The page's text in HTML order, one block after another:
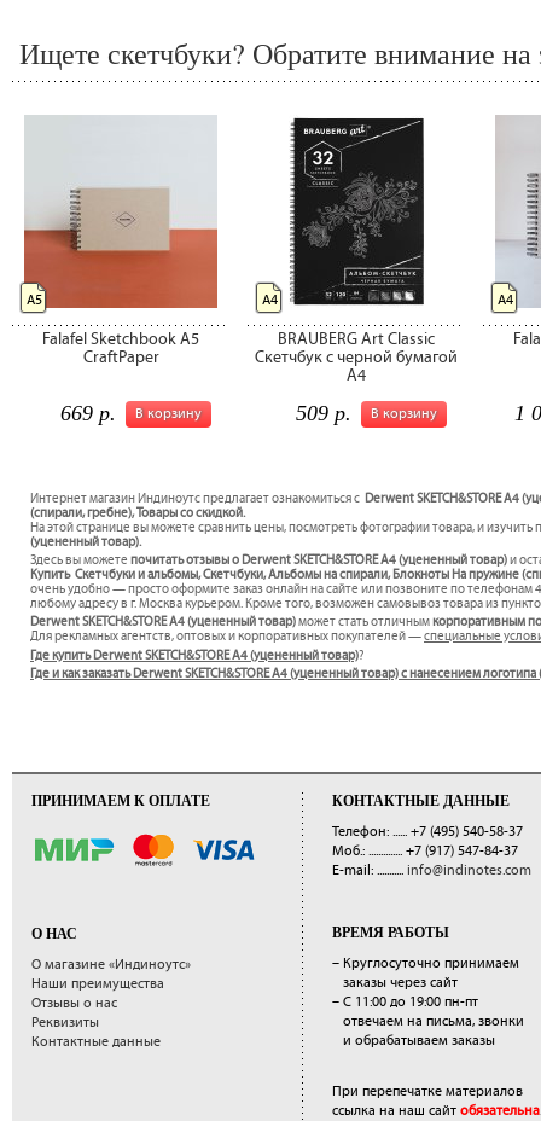
Ищете скетчбуки? Обратите внимание на
Falafel Sketchbook A5
CraftPaper
В корзину
669 р.
А5
BRAUBERG Art Classic
Скетчбук с черной бумагой
A4
В корзину
509 р.
А4
1
А4
Интернет магазин Индиноутс предлагает ознакомиться с Derwent SKETCH&STORE А4
(спирали, гребне), Товары со скидкой.
На этой странице вы можете сравнить цены, посмотреть фотографии товара, и
(уцененный товар).
Здесь вы можете почитать отзывы о Derwent SKETCH&STORE А4 (уцененный товар)и
Купить Скетчбуки и альбомы, Скетчбуки, Альбомы на спирали, Блокноты На пружине
очень удобно — просто оформите заказ онлайн на сайте или позвоните по
любому адресу в г. Москва курьером. Кроме того, возможен самовывоз товара из
Derwent SKETCH&STORE А4 (уцененный товар)может стать отличным корпоративным
Для рекламных агентств, оптовых и корпоративных покупателей —специальные
Где купить Derwent SKETCH&STORE А4 (уцененный товар)?
Где и как заказать Derwent SKETCH&STORE А4 (уцененный товар) с нанесением
ПРИНИМАЕМ К ОПЛАТЕ
О НАС
О магазине «Индиноутс»
Наши преимущества
Отзывы о нас
Реквизиты
Контактные данные
КОНТАКТНЫЕ ДАННЫЕ
Телефон: ...... +7 (495) 540-58-37
Моб.: .............. +7 (917) 547-84-37
E-mail: ........... info@indinotes.com
ВРЕМЯ РАБОТЫ
– Круглосуточно принимаем
заказы через сайт
– С 11:00 до 19:00 пн-пт
отвечаем на письма, звонки
и обрабатываем заказы
При перепечатке материалов
ссылка на наш сайт обязательна.